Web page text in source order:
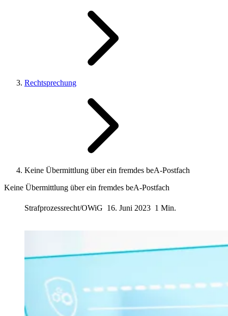
Rechtsprechung
Keine Übermittlung über ein fremdes beA-Postfach
Keine Übermittlung über ein fremdes beA-Postfach
Strafprozessrecht/OWiG 16. Juni 2023 1 Min.